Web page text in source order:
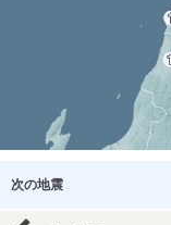
次の地震